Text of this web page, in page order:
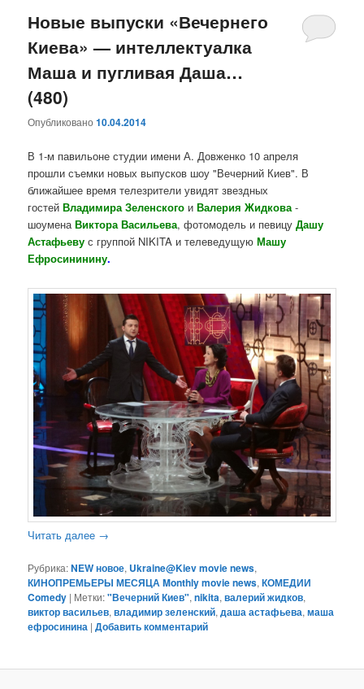
Новые выпуски «Вечернего
Киева» — интеллектуалка
Маша и пугливая Даша…
(480)
Опубликовано10.04.2014
В 1-м павильоне студии имени А. Довженко 10 апреля
прошли съемки новых выпусков шоу "Вечерний Киев". В
ближайшее время телезрители увидят звездных
гостейВладимира Зеленского иВалерия Жидкова -
шоуменаВиктора Васильева, фотомодель и певицуДашу
Астафьеву с группой NIKITA и телеведущуюМашу
Ефросининину.
Читать далее →
Рубрика:NEW новое, Ukraine@Kiev movie news,
КИНОПРЕМЬЕРЫ МЕСЯЦА Monthly movie news,КОМЕДИИ
Comedy | Метки:"Вечерний Киев",nikita,валерий жидков,
виктор васильев,владимир зеленский,даша астафьева,маша
ефросинина |Добавить комментарий